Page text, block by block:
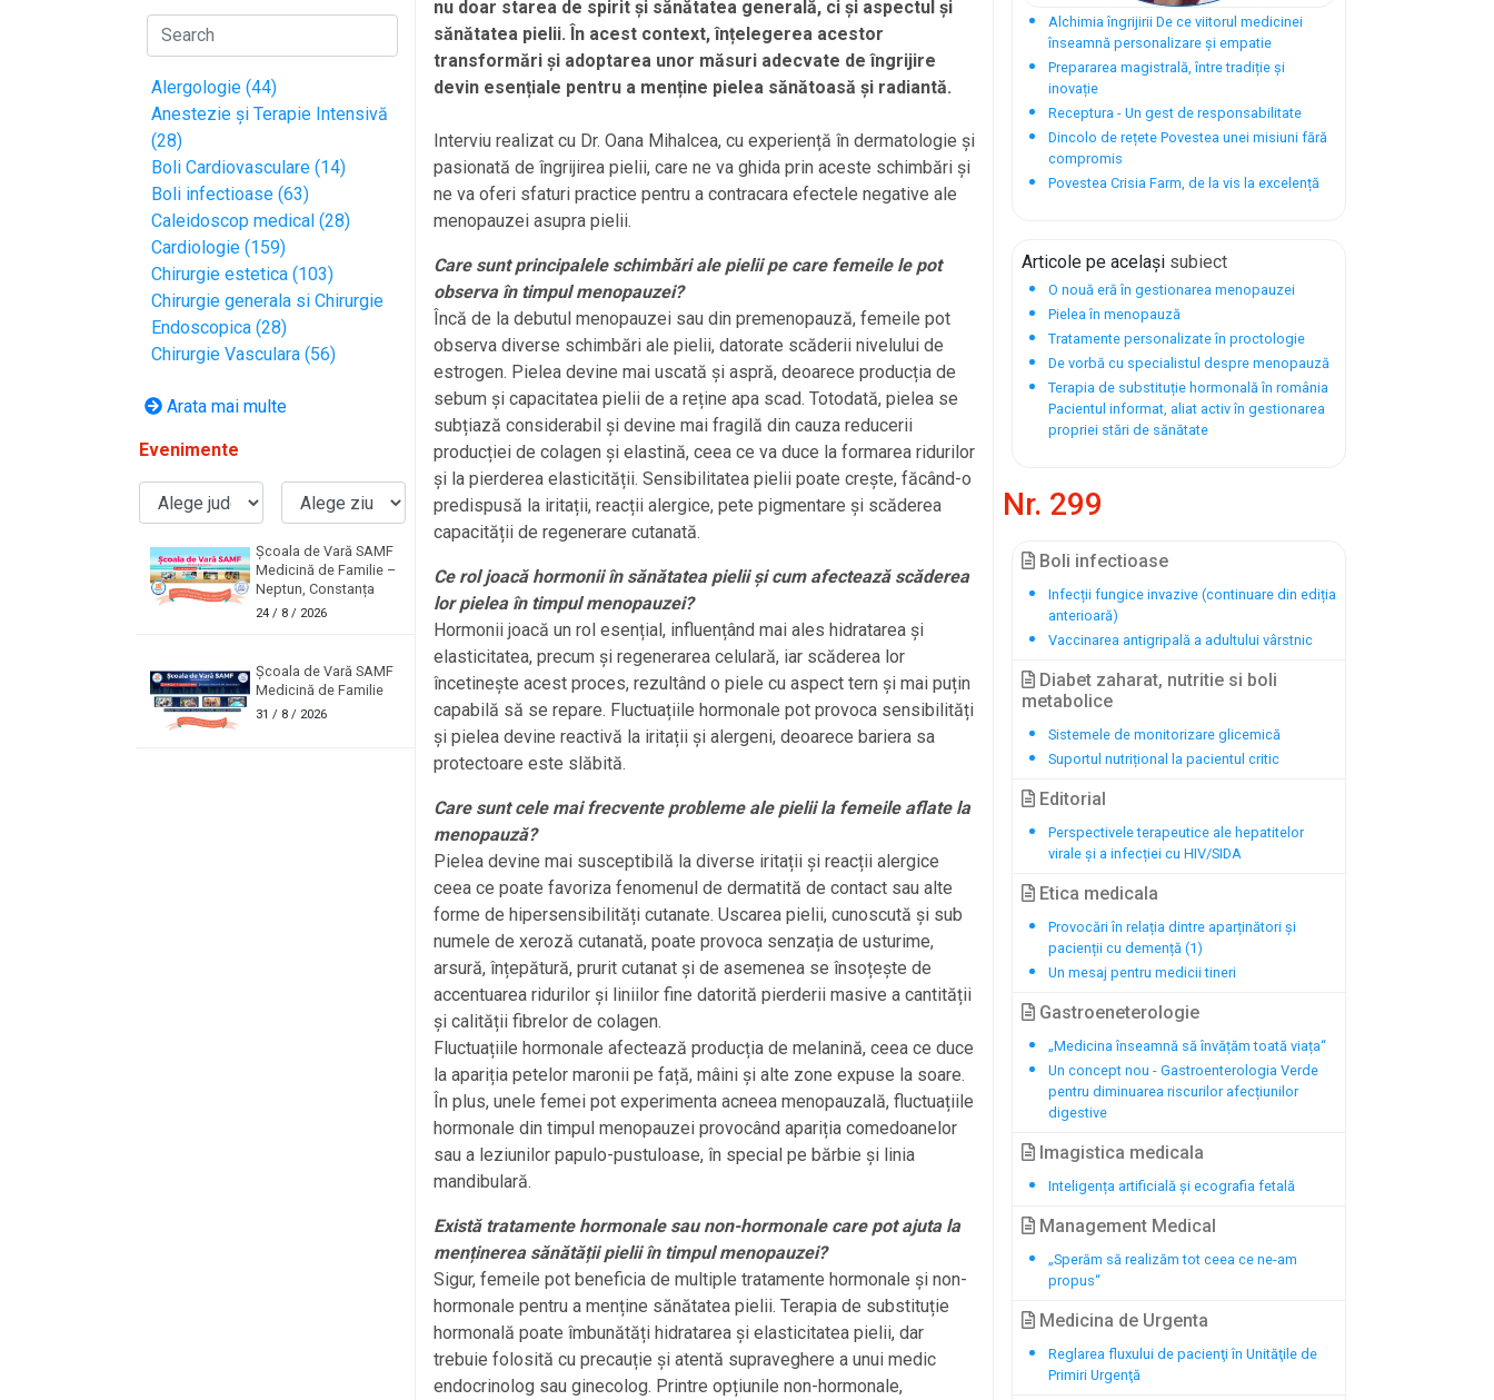
Alergologie (44)
Anestezie și Terapie Intensivă
(28)
Boli Cardiovasculare (14)
Boli infectioase (63)
Caleidoscop medical (28)
Cardiologie (159)
Chirurgie estetica (103)
Chirurgie generala si Chirurgie
Endoscopica (28)
Chirurgie Vasculara (56)
Arata mai multe
Evenimente
Școala de Vară SAMF
Medicină de Familie –
Neptun, Constanța
24/ 8 / 2026
Școala de Vară SAMF
Medicină de Familie
31 / 8 / 2026
nu doar starea de spirit și sănătatea generală, ci și aspectul și
sănătatea pielii. În acest context, înțelegerea acestor
transformări și adoptarea unor măsuri adecvate de îngrijire
devin esențiale pentru a menține pielea sănătoasă și radiantă.
Interviu realizat cu Dr. Oana Mihalcea, cu experiență în dermatologie și
pasionată de îngrijirea pielii, care ne va ghida prin aceste schimbări și
ne va oferi sfaturi practice pentru a contracara efectele negative ale
menopauzei asupra pielii.
Care sunt principalele schimbări ale pielii pe care femeile le pot
observa în timpul menopauzei?
Încă de la debutul menopauzei sau din premenopauză, femeile pot
observa diverse schimbări ale pielii, datorate scăderii nivelului de
estrogen. Pielea devine mai uscată și aspră, deoarece producția de
sebum și capacitatea pielii de a reține apa scad. Totodată, pielea se
subțiază considerabil și devine mai fragilă din cauza reducerii
producției de colagen și elastină, ceea ce va duce la formarea ridurilor
și la pierderea elasticității. Sensibilitatea pielii poate crește, făcând-o
predispusă la iritații, reacții alergice, pete pigmentare și scăderea
capacității de regenerare cutanată.
Ce rol joacă hormonii în sănătatea pielii și cum afectează scăderea
lor pielea în timpul menopauzei?
Hormonii joacă un rol esențial, influențând mai ales hidratarea și
elasticitatea, precum și regenerarea celulară, iar scăderea lor
încetinește acest proces, rezultând o piele cu aspect tern și mai puțin
capabilă să se repare. Fluctuațiile hormonale pot provoca sensibilități
și pielea devine reactivă la iritații și alergeni, deoarece bariera sa
protectoare este slăbită.
Care sunt cele mai frecvente probleme ale pielii la femeile aflate la
menopauză?
Pielea devine mai susceptibilă la diverse iritații și reacții alergice
ceea ce poate favoriza fenomenul de dermatită de contact sau alte
forme de hipersensibilități cutanate. Uscarea pielii, cunoscută și sub
numele de xeroză cutanată, poate provoca senzația de usturime,
arsură, înțepătură, prurit cutanat și de asemenea se însoțește de
accentuarea ridurilor și liniilor fine datorită pierderii masive a cantității
și calității fibrelor de colagen.
Fluctuațiile hormonale afectează producția de melanină, ceea ce duce
la apariția petelor maronii pe față, mâini și alte zone expuse la soare.
În plus, unele femei pot experimenta acneea menopauzală, fluctuațiile
hormonale din timpul menopauzei provocând apariția comedoanelor
sau a leziunilor papulo-pustuloase, în special pe bărbie și linia
mandibulară.
Există tratamente hormonale sau non-hormonale care pot ajuta la
menținerea sănătății pielii în timpul menopauzei?
Sigur, femeile pot beneficia de multiple tratamente hormonale și non-
hormonale pentru a menține sănătatea pielii. Terapia de substituție
hormonală poate îmbunătăți hidratarea și elasticitatea pielii, dar
trebuie folosită cu precauție și atentă supraveghere a unui medic
endocrinolog sau ginecolog. Printre opțiunile non-hormonale,
Alchimia îngrijirii De ce viitorul medicinei
înseamnă personalizare și empatie
Prepararea magistrală, între tradiție și
inovație
Receptura - Un gest de responsabilitate
Dincolo de rețete Povestea unei misiuni fără
compromis
Povestea Crisia Farm, de la vis la excelență
Articole pe același subiect
O nouă eră în gestionarea menopauzei
Pielea în menopauză
Tratamente personalizate în proctologie
De vorbă cu specialistul despre menopauză
Terapia de substituție hormonală în românia
Pacientul informat, aliat activ în gestionarea
propriei stări de sănătate
Nr. 299
Boli infectioase
Infecții fungice invazive (continuare din ediția
anterioară)
Vaccinarea antigripală a adultului vârstnic
Diabet zaharat, nutritie si boli
metabolice
Sistemele de monitorizare glicemică
Suportul nutrițional la pacientul critic
Editorial
Perspectivele terapeutice ale hepatitelor
virale și a infecției cu HIV/SIDA
Etica medicala
Provocări în relația dintre aparținători și
pacienții cu demență (1)
Un mesaj pentru medicii tineri
Gastroeneterologie
„Medicina înseamnă să învățăm toată viața“
Un concept nou - Gastroenterologia Verde
pentru diminuarea riscurilor afecțiunilor
digestive
Imagistica medicala
Inteligența artificială și ecografia fetală
Management Medical
„Sperăm să realizăm tot ceea ce ne-am
propus“
Medicina de Urgenta
Reglarea fluxului de pacienţi în Unităţile de
Primiri Urgenţă